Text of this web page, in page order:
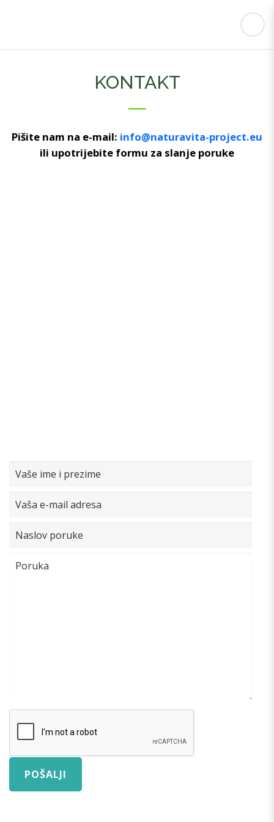
KONTAKT
Pišite nam na e-mail: info@naturavita-project.eu
ili upotrijebite formu za slanje poruke